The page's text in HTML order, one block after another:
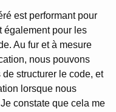
est performant pour
également pour les
Au fur et à mesure
nous pouvons
structurer le code, et
lorsque nous
constate que cela me